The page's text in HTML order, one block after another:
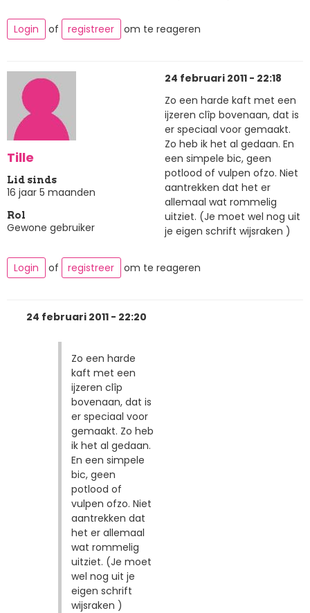
Login of registreer om te reageren
Tille
Lid sinds
16 jaar 5 maanden
Rol
Gewone gebruiker
24 februari 2011 - 22:18
Zo een harde kaft met een
ijzeren clîp bovenaan, dat is
er speciaal voor gemaakt.
Zo heb ik het al gedaan. En
een simpele bic, geen
potlood of vulpen ofzo. Niet
aantrekken dat het er
allemaal wat rommelig
uitziet. (Je moet wel nog uit
je eigen schrift wijsraken )
Login of registreer om te reageren
24 februari 2011 - 22:20
Zo een harde
kaft met een
ijzeren clîp
bovenaan, dat is
er speciaal voor
gemaakt. Zo heb
ik het al gedaan.
En een simpele
bic, geen
potlood of
vulpen ofzo. Niet
aantrekken dat
het er allemaal
wat rommelig
uitziet. (Je moet
wel nog uit je
eigen schrift
wijsraken )